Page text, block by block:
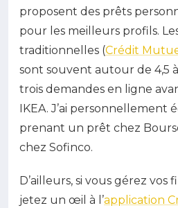
proposent des prêts
pour les meilleurs profils.
traditionnelles (Crédit
sont souvent autour de 4,5 à
trois demandes en ligne
IKEA. J’ai personnellement
prenant un prêt chez
chez Sofinco.
D’ailleurs, si vous gérez vos
jetez un œil à l’application